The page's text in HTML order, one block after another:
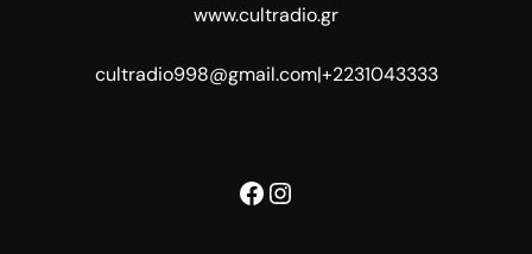
www.cultradio.gr
cultradio998@gmail.com|+2231043333
Facebook
Instagram